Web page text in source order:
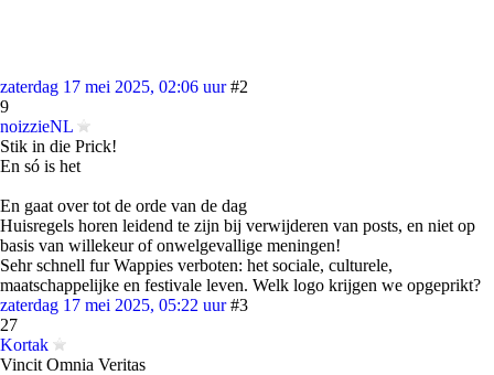
zaterdag 17 mei 2025, 02:06 uur #2
9
noizzieNL
Stik in die Prick!
En só is het
En gaat over tot de orde van de dag
Huisregels horen leidend te zijn bij verwijderen van posts, en niet op
basis van willekeur of onwelgevallige meningen!
Sehr schnell fur Wappies verboten: het sociale, culturele,
maatschappelijke en festivale leven. Welk logo krijgen we opgeprikt?
zaterdag 17 mei 2025, 05:22 uur #3
27
Kortak
Vincit Omnia Veritas